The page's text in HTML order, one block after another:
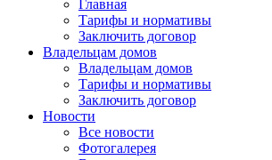
Главная
Тарифы и нормативы
Заключить договор
Владельцам домов
Владельцам домов
Тарифы и нормативы
Заключить договор
Новости
Все новости
Фотогалерея